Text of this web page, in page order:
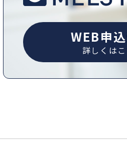
WEB申込
詳しくは